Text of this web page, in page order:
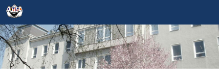
Skip to content